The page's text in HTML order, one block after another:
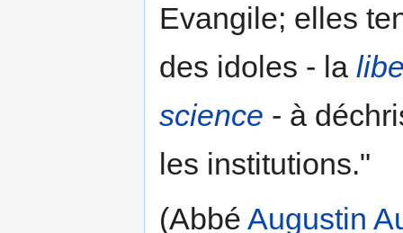
Evangile; elles
des idoles - la
science - à
les institutions."
(Abbé Augustin